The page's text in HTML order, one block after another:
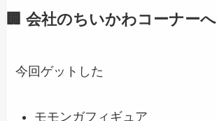
🏢 会社のちいかわコーナーへ
今回ゲットした
モモンガフィギュア